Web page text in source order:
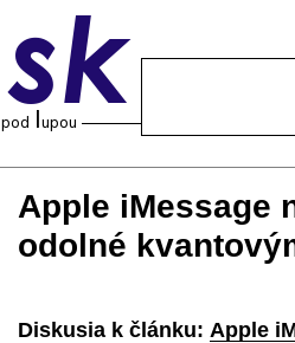
Apple iMessage
odolné
Diskusia k článku: Apple